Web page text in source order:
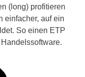
(long) profitieren
einfacher, auf ein
So einen ETP